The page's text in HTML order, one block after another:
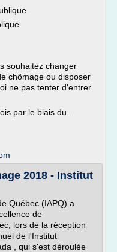
souhaitez changer
chômage ou disposer
ne pas tenter d'entrer
par le biais du...
2018 - Institut
Québec (IAPQ) a
de
lors de la réception
de l'Institut
, qui s'est déroulée